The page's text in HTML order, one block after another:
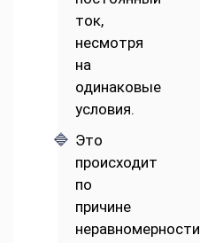
ток,
несмотря
на
одинаковые
условия.
Это
происходит
по
причине
неравномерности